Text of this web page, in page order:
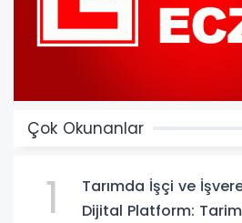
Çok Okunanlar
1
Tarımda İşçi ve
Dijital Platform: